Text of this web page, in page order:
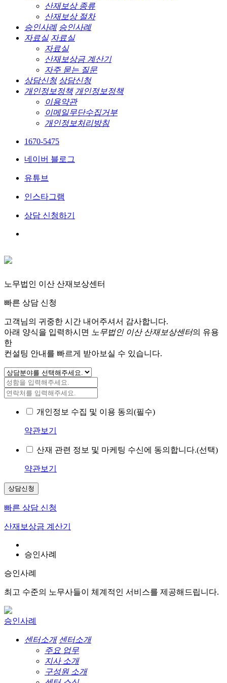
산재보상 종류
산재보상 절차
승인사례 승인사례
자료실 자료실
자료실
산재보상금 계산기
자주 묻는 질문
상담신청 상담신청
개인정보정책 개인정보정책
이용약관
이메일무단수집거부
개인정보처리방침
1670-5475
네이버 블로그
유튜브
인스타그램
상담 신청하기
노무법인 이산 산재보상센터
빠른 상담 신청
고객님의 귀중한 시간 내어주셔서 감사합니다.
아래 양식을 입력하시면
노무법인 이산 산재보상센터의 유용
한
컨설팅 안내를 빠르게 받아보실 수 있습니다.
개인정보 수집 및 이용 동의(필수)
약관보기
산재 관련 정보 및 마케팅 수신에 동의합니다.(선택)
약관보기
상담신청
빠른 상담 신청
산재보상금 계산기
승인사례
승인사례
최고 수준의 노무사들이 체계적인 서비스를 제공해드립니다.
승인사례
센터소개 센터소개
주요 업무
지사 소개
구성원 소개